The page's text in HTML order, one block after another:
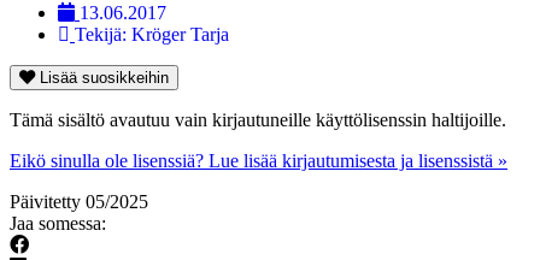
13.06.2017
Tekijä: Kröger Tarja
Lisää suosikkeihin
Tämä sisältö avautuu vain kirjautuneille käyttölisenssin haltijoille.
Eikö sinulla ole lisenssiä? Lue lisää kirjautumisesta ja lisenssistä »
Päivitetty 05/2025
Jaa somessa: